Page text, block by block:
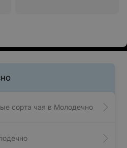
сорта чая в Молодечно